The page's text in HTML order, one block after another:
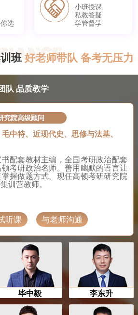
选
小班授课
私教答疑
学管督学
训班好老师带队 备考无压力
队 品质教学
究院高级顾问
中特、近现代史、思修与法基、
配套教材主编，全国考研政治配套
考研政治名师。善用幽默的语言让
握做题方式。现任高顿考研研究院
训营教师。
听课 与老师沟通
毕中毅 李东升